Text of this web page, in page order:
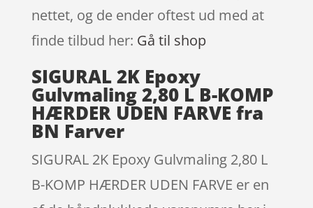
nettet, og de ender oftest ud med at
finde tilbud her: Gå til shop
SIGURAL 2K Epoxy
Gulvmaling 2,80 L B-KOMP
HÆRDER UDEN FARVE fra
BN Farver
SIGURAL 2K Epoxy Gulvmaling 2,80 L
B-KOMP HÆRDER UDEN FARVE er en